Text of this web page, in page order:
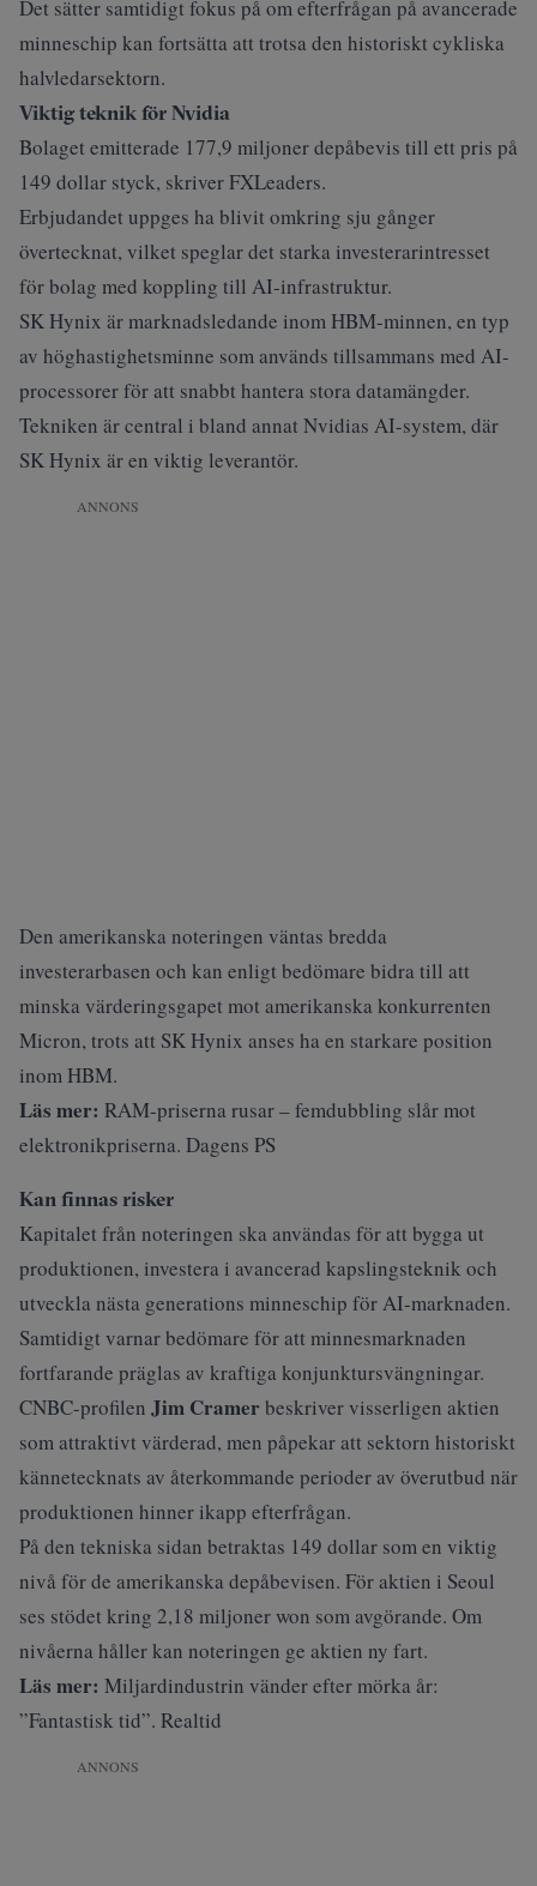
Det sätter samtidigt fokus på om efterfrågan på avancerade
minneschip kan fortsätta att trotsa den historiskt cykliska
halvledarsektorn.
Viktig teknik för Nvidia
Bolaget emitterade 177,9 miljoner depåbevis till ett pris på
149 dollar styck, skriverFXLeaders.
Erbjudandet uppges ha blivit omkring sju gånger
övertecknat, vilket speglar det starka investerarintresset
för bolag med koppling till AI-infrastruktur.
SK Hynix är marknadsledande inom HBM-minnen, en typ
av höghastighetsminne som används tillsammans med AI-
processorer för att snabbt hantera stora datamängder.
Tekniken är central i bland annat Nvidias AI-system, där
SK Hynix är en viktig leverantör.
ANNONS
Den amerikanska noteringen väntas bredda
investerarbasen och kan enligt bedömare bidra till att
minska värderingsgapet mot amerikanska konkurrenten
Micron, trots att SK Hynix anses ha en starkare position
inom HBM.
Läs mer: RAM-priserna rusar – femdubbling slår mot
elektronikpriserna. Dagens PS
Kan finnas risker
Kapitalet från noteringen ska användas för att bygga ut
produktionen, investera i avancerad kapslingsteknik och
utveckla nästa generations minneschip för AI-marknaden.
Samtidigt varnar bedömare för att minnesmarknaden
fortfarande präglas av kraftiga konjunktursvängningar.
CNBC-profilen Jim Cramerbeskriver visserligen aktien
som attraktivt värderad, men påpekar att sektorn historiskt
kännetecknats av återkommande perioder av överutbud när
produktionen hinner ikapp efterfrågan.
På den tekniska sidan betraktas 149 dollar som en viktig
nivå för de amerikanska depåbevisen. För aktien i Seoul
ses stödet kring 2,18 miljoner won som avgörande. Om
nivåerna håller kan noteringen ge aktien ny fart.
Läs mer: Miljardindustrin vänder efter mörka år:
”Fantastisk tid”. Realtid
ANNONS